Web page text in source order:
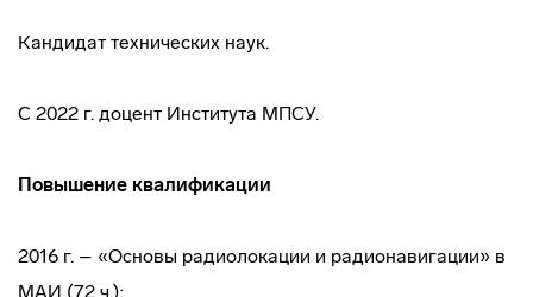
Кандидат технических наук.
С 2022 г. доцент Института МПСУ.
Повышение квалификации
2016 г. – «Основы радиолокации и радионавигации» в
МАИ (72 ч.);